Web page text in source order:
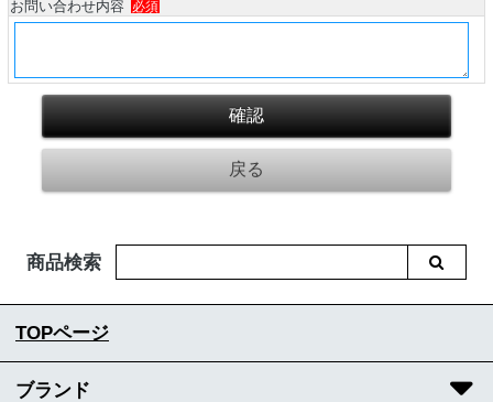
お問い合わせ内容
必須
商品検索
TOPページ
ブランド